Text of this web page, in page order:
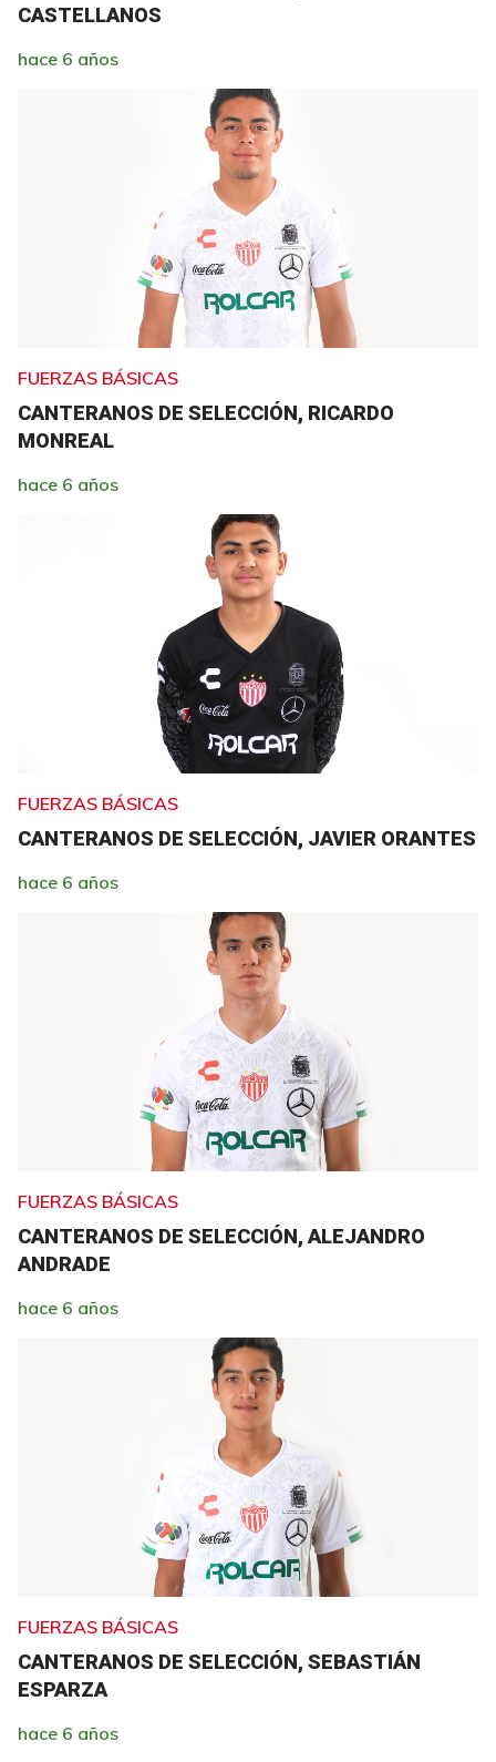
CASTELLANOS
hace 6 años
FUERZAS BÁSICAS
CANTERANOS DE SELECCIÓN, RICARDO
MONREAL
hace 6 años
FUERZAS BÁSICAS
CANTERANOS DE SELECCIÓN, JAVIER ORANTES
hace 6 años
FUERZAS BÁSICAS
CANTERANOS DE SELECCIÓN, ALEJANDRO
ANDRADE
hace 6 años
FUERZAS BÁSICAS
CANTERANOS DE SELECCIÓN, SEBASTIÁN
ESPARZA
hace 6 años